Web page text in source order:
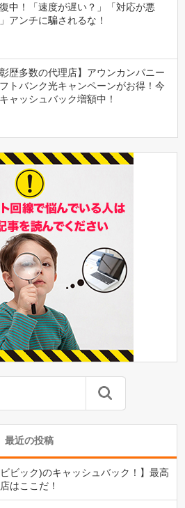
中！「速度が遅い？」「対応が悪
アンチに騙されるな！
彰歴多数の代理店】アウンカンパニー
トバンク光キャンペーンがお得！今
ャッシュバック増額中！
最近の投稿
ビック)のキャッシュバック！】最高
はここだ！